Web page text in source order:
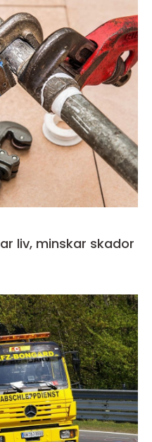
liv, minskar skador